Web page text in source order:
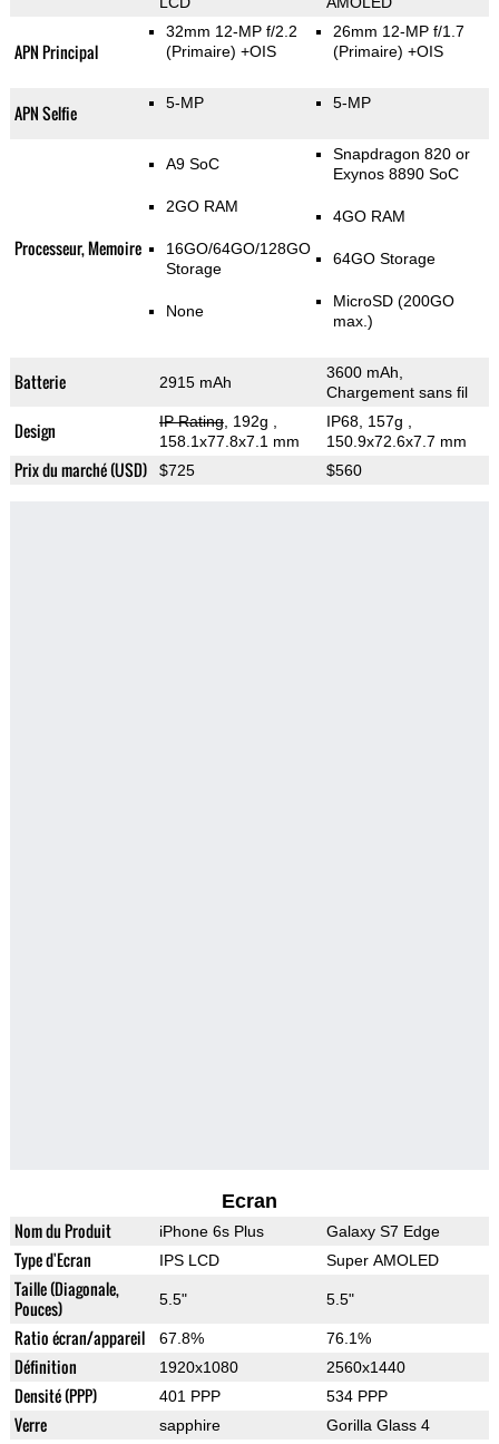
APN Principal
32mm 12-MP f/2.2
(Primaire) +OIS
26mm 12-MP f/1.7
(Primaire) +OIS
APN Selfie 5-MP 5-MP
Processeur, Memoire
A9 SoC
2GO RAM
16GO/64GO/128GO
Storage
None
Snapdragon 820 or
Exynos 8890 SoC
4GO RAM
64GO Storage
MicroSD (200GO
max.)
Batterie 2915 mAh
3600 mAh,
Chargement sans fil
Design IP Rating, 192g
158.1x77.8x7.1 mm
IP68, 157g
150.9x72.6x7.7 mm
Prix du marché (USD) $725 $560
Ecran
Nom du Produit iPhone 6s Plus Galaxy S7 Edge
Type d'Ecran IPS LCD Super AMOLED
Taille (Diagonale,
Pouces)
5.5" 5.5"
Ratio écran/appareil 67.8% 76.1%
Définition 1920x1080 2560x1440
Densité (PPP) 401 PPP 534 PPP
Verre sapphire Gorilla Glass 4